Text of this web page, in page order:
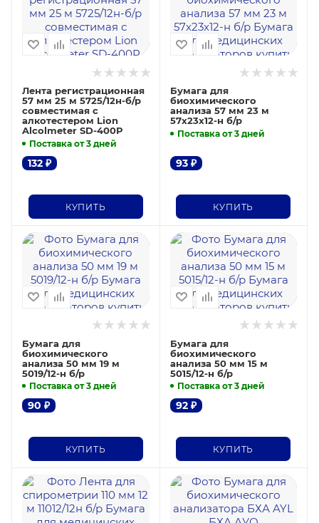
Лента регистрационная
57 мм 25 м 5725/12н-б/р
совместимая с
алкотестером Lion
Alcolmeter SD-400P
Поставка от 3 дней
132 ₽
КУПИТЬ
Бумага для
биохимического
анализа 57 мм 23 м
57х23х12-н б/р
Поставка от 3 дней
93₽
КУПИТЬ
Бумага для
биохимического
анализа 50 мм 19 м
5019/12-н б/р
Поставка от 3 дней
90 ₽
КУПИТЬ
Бумага для
биохимического
анализа 50 мм 15 м
5015/12-н б/р
Поставка от 3 дней
92₽
КУПИТЬ